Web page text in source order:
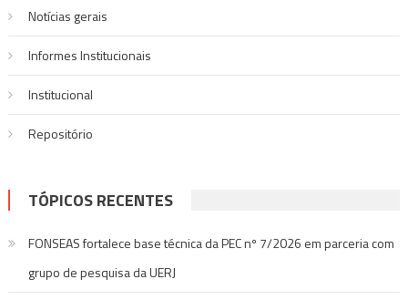
Notí­cias gerais
Informes Institucionais
Institucional
Repositório
TÓPICOS RECENTES
FONSEAS fortalece base técnica da PEC nº 7/2026 em parceria com
grupo de pesquisa da UERJ